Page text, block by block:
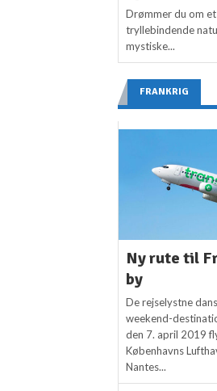
Drømmer du om
tryllebindende
mystiske...
FRANKRIG
Ny rute til
by
De rejselystne
weekend-
den 7. april 2019
Københavns
Nantes...